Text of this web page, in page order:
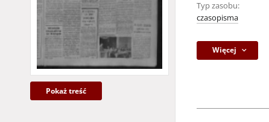
Pokaż treść
Typ zasobu:
czasopisma
Więcej